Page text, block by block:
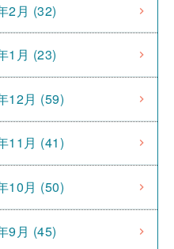
2月 (32)
1月 (23)
12月 (59)
11月 (41)
10月 (50)
9月 (45)